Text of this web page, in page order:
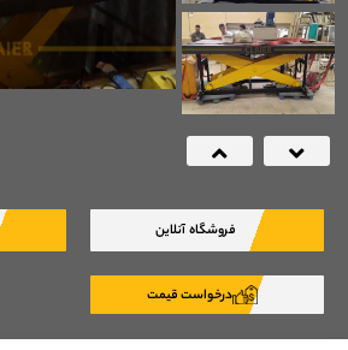
Previous
Next
فروشگاه آنلاین
درخواست قیمت